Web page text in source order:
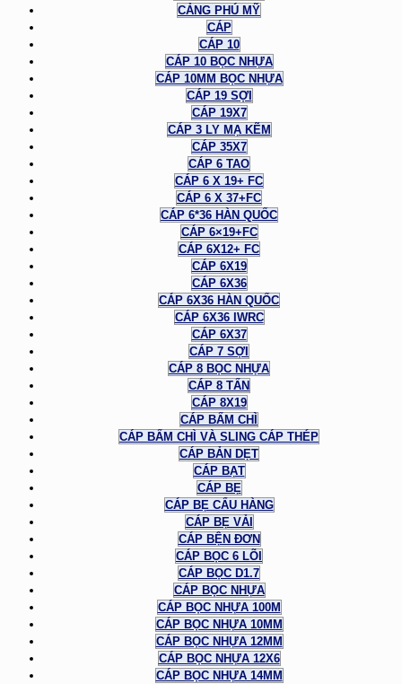
CẢNG PHÚ MỸ
CÁP
CÁP 10
CÁP 10 BỌC NHỰA
CÁP 10MM BỌC NHỰA
CÁP 19 SỢI
CÁP 19X7
CÁP 3 LY MẠ KẼM
CÁP 35X7
CÁP 6 TAO
CÁP 6 X 19+ FC
CÁP 6 X 37+FC
CÁP 6*36 HÀN QUỐC
CÁP 6×19+FC
CÁP 6X12+ FC
CÁP 6X19
CÁP 6X36
CÁP 6X36 HÀN QUỐC
CÁP 6X36 IWRC
CÁP 6X37
CÁP 7 SỢI
CÁP 8 BỌC NHỰA
CÁP 8 TẤN
CÁP 8X19
CÁP BẤM CHÌ
CÁP BẤM CHÌ VÀ SLING CÁP THÉP
CÁP BẢN DẸT
CÁP BẠT
CÁP BẸ
CÁP BẸ CẨU HÀNG
CÁP BẸ VẢI
CÁP BỆN ĐƠN
CÁP BỌC 6 LÕI
CÁP BỌC D1.7
CÁP BỌC NHỰA
CÁP BỌC NHỰA 100M
CÁP BỌC NHỰA 10MM
CÁP BỌC NHỰA 12MM
CÁP BỌC NHỰA 12X6
CÁP BỌC NHỰA 14MM